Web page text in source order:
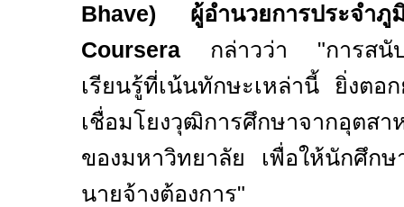
Bhave) ผู้อำนวยการประจำภู
Coursera
กล่าวว่า "การสนั
เรียนรู้ที่เน้นทักษะเหล่านี้ ยิ่งตอ
เชื่อมโยงวุฒิการศึกษาจากอุตสา
ของมหาวิทยาลัย เพื่อให้นักศึก
นายจ้างต้องการ"